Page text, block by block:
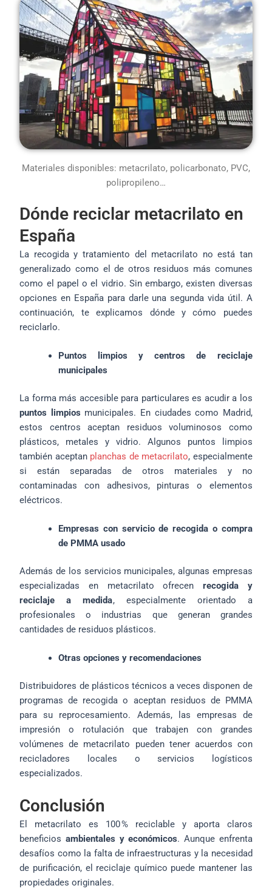
Materiales disponibles: metacrilato, policarbonato, PVC,
polipropileno…
Dónde reciclar metacrilato en
España
La recogida y tratamiento del metacrilato no está tan
generalizado como el de otros residuos más comunes
como el papel o el vidrio. Sin embargo, existen diversas
opciones en España para darle una segunda vida útil. A
continuación, te explicamos dónde y cómo puedes
reciclarlo.
Puntos limpios y centros de reciclaje
municipales
La forma más accesible para particulares es acudir a los
puntos limpios municipales. En ciudades como Madrid,
estos centros aceptan residuos voluminosos como
plásticos, metales y vidrio. Algunos puntos limpios
también aceptan planchas de metacrilato, especialmente
si están separadas de otros materiales y no
contaminadas con adhesivos, pinturas o elementos
eléctricos.
Empresas con servicio de recogida o compra
de PMMA usado
Además de los servicios municipales, algunas empresas
especializadas en metacrilato ofrecen recogida y
reciclaje a medida, especialmente orientado a
profesionales o industrias que generan grandes
cantidades de residuos plásticos.
Otras opciones y recomendaciones
Distribuidores de plásticos técnicos a veces disponen de
programas de recogida o aceptan residuos de PMMA
para su reprocesamiento. Además, las empresas de
impresión o rotulación que trabajen con grandes
volúmenes de metacrilato pueden tener acuerdos con
recicladores locales o servicios logísticos
especializados.
Conclusión
El metacrilato es 100 % reciclable y aporta claros
beneficiosambientales y económicos. Aunque enfrenta
desafíos como la falta de infraestructuras y la necesidad
de purificación, el reciclaje químico puede mantener las
propiedades originales.